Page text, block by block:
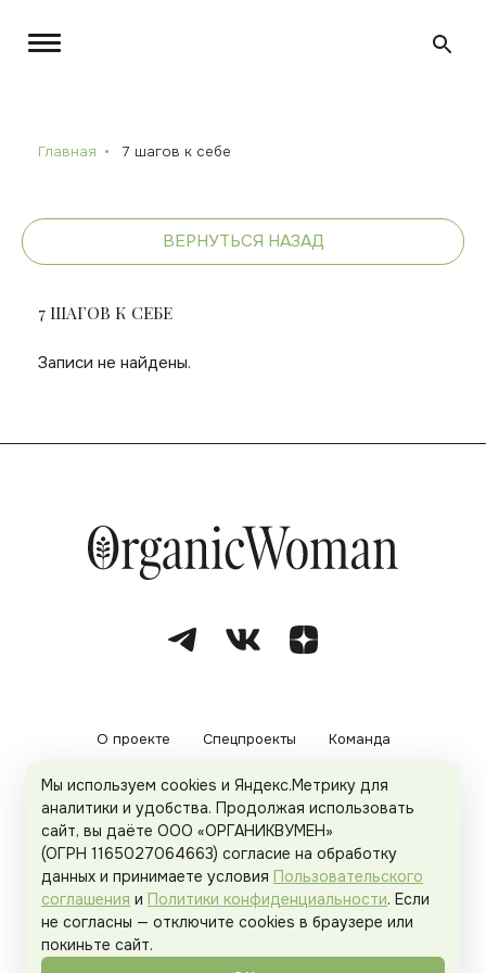
Главная 7 шагов к себе
ВЕРНУТЬСЯ НАЗАД
7 ШАГОВ К СЕБЕ
Записи не найдены.
О проекте Спецпроекты Команда
Рекламодателям Политика конфиденциальности
Пользовательское соглашение
Organicwoman.ru . Все права защищены.
Мы используем cookies и Яндекс.Метрику для
аналитики и удобства. Продолжая использовать
сайт, вы даёте ООО «ОРГАНИКВУМЕН»
(ОГРН 1165027064663) согласие на обработку
данных и принимаете условия Пользовательского
соглашения и Политики конфиденциальности. Если
не согласны — отключите cookies в браузере или
покиньте сайт.